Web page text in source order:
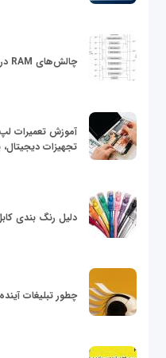
چالش‌های RAM در Workloadهای محاسباتی HPC
آموزش تعمیرات
تجهیزات
دلیل رنگ بندی
چطور تبلیغات